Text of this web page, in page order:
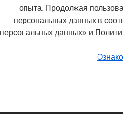
опыта. Продолжая
персональных данных в
персональных данных» и